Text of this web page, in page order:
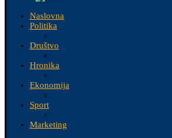
Naslovna
Politika
Društvo
Hronika
Ekonomija
Sport
Marketing